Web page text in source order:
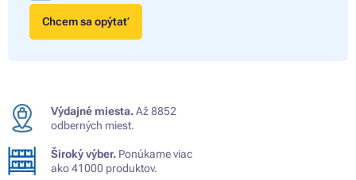
Chcem sa opýtať
Výdajné miesta.Až 8852
odberných miest.
Široký výber. Ponúkame viac
ako 41000 produktov.